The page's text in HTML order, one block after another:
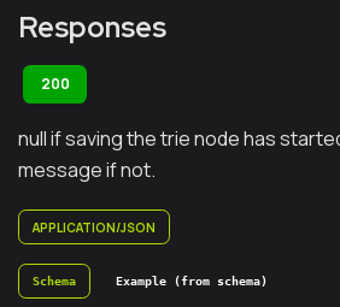
Responses
200
null if saving the trie node has
message if not.
APPLICATION/JSON
Schema Example (from schema)